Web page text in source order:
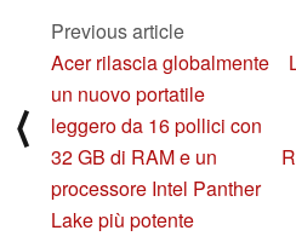
⟨
Previous article
Acer rilascia globalmente
un nuovo portatile
leggero da 16 pollici con
32 GB di RAM e un
processore Intel Panther
Lake più potente